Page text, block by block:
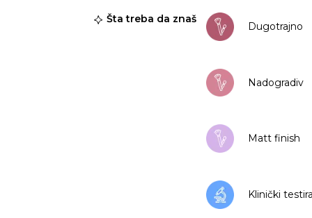
Šta treba da znaš
Dugotrajno
Nadogradiv
Matt finish
Klinički